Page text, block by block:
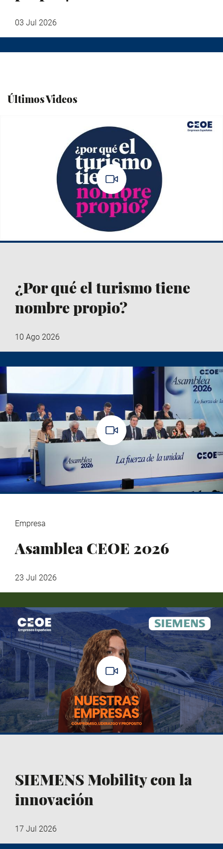
03 Jul 2026
Últimos Videos
¿Por qué el turismo tiene
nombre propio?
10 Ago 2026
Empresa
Asamblea CEOE 2026
23 Jul 2026
SIEMENS Mobility con la
innovación
17 Jul 2026